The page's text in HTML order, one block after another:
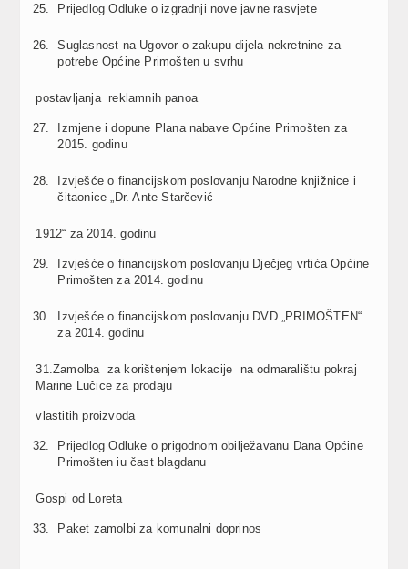
Prijedlog Odluke o izgradnji nove javne rasvjete
Suglasnost na Ugovor o zakupu dijela nekretnine za
potrebe Općine Primošten u svrhu
postavljanja reklamnih panoa
Izmjene i dopune Plana nabave Općine Primošten za
2015. godinu
Izvješće o financijskom poslovanju Narodne knjižnice i
čitaonice „Dr. Ante Starčević
1912“ za 2014. godinu
Izvješće o financijskom poslovanju Dječjeg vrtića Općine
Primošten za 2014. godinu
Izvješće o financijskom poslovanju DVD „PRIMOŠTEN“
za 2014. godinu
31.Zamolba za korištenjem lokacije na odmaralištu pokraj
Marine Lučice za prodaju
vlastitih proizvoda
Prijedlog Odluke o prigodnom obilježavanu Dana Općine
Primošten iu čast blagdanu
Gospi od Loreta
Paket zamolbi za komunalni doprinos